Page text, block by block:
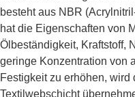
besteht aus NBR
hat die Eigenschaften von
Ölbeständigkeit, Kraftstoff,
geringe Konzentration von
Festigkeit zu erhöhen,
Textilwebschicht